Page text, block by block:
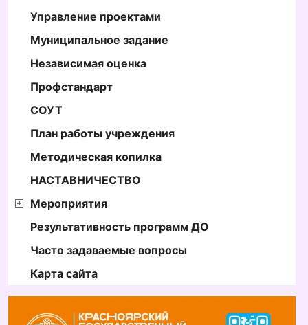
Управление проектами
Муниципальное задание
Независимая оценка
Профстандарт
СОУТ
План работы учреждения
Методическая копилка
НАСТАВНИЧЕСТВО
Мероприятия
Результативность программ ДО
Часто задаваемые вопросы
Карта сайта